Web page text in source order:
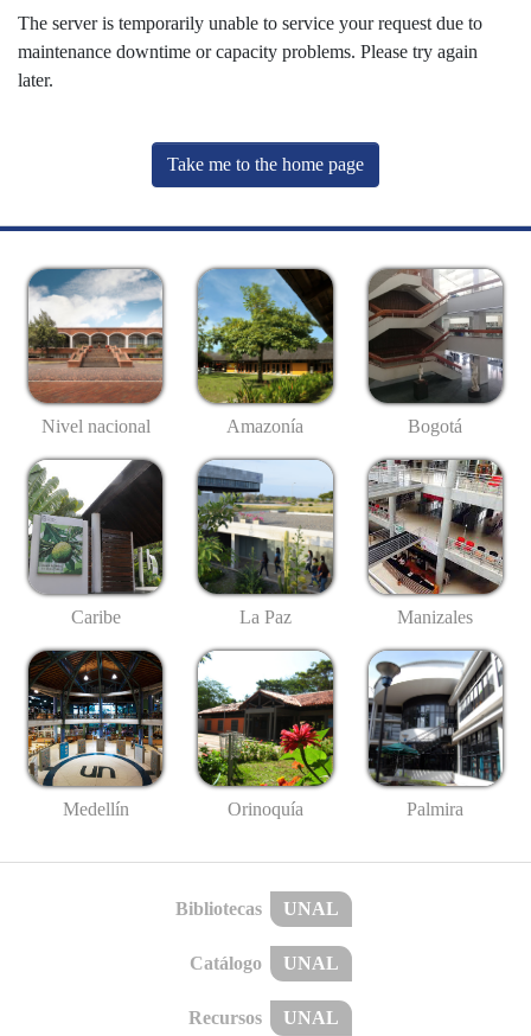
The server is temporarily unable to service your request due to
maintenance downtime or capacity problems. Please try again
later.
Take me to the home page
Nivel nacional Amazonía Bogotá
Caribe La Paz Manizales
Medellín Orinoquía Palmira
Bibliotecas UNAL
Catálogo UNAL
Recursos UNAL